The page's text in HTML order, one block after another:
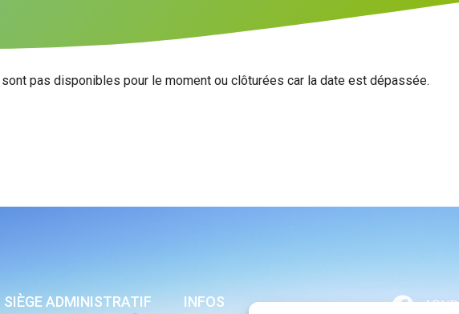
pas disponibles pour le moment ou clôturées car la date est dépassée.
SIÈGE ADMINISTRATIF INFOS APNP